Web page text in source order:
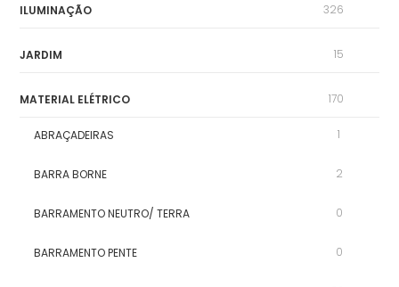
ILUMINAÇÃO 326
JARDIM 15
MATERIAL ELÉTRICO 170
ABRAÇADEIRAS 1
BARRA BORNE 2
BARRAMENTO NEUTRO/ TERRA 0
BARRAMENTO PENTE 0